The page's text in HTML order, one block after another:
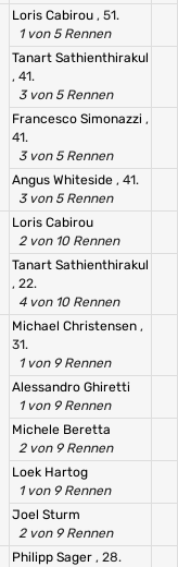
Loris Cabirou , 51.
1 von 5 Rennen
Tanart Sathienthirakul
, 41.
3 von 5 Rennen
Francesco Simonazzi ,
41.
3 von 5 Rennen
Angus Whiteside , 41.
3 von 5 Rennen
Loris Cabirou
2 von 10 Rennen
Tanart Sathienthirakul
, 22.
4 von 10 Rennen
Michael Christensen ,
31.
1 von 9 Rennen
Alessandro Ghiretti
1 von 9 Rennen
Michele Beretta
2 von 9 Rennen
Loek Hartog
1 von 9 Rennen
Joel Sturm
2 von 9 Rennen
Philipp Sager , 28.